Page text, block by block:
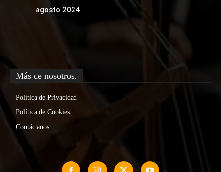
agosto 2024
Más de nosotros.
Política de Privacidad
Política de Cookies
Contáctanos